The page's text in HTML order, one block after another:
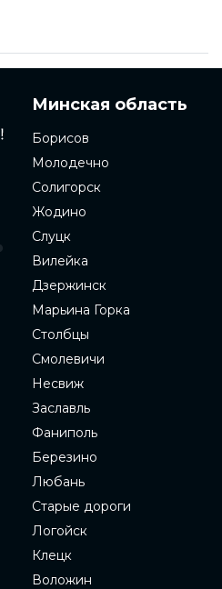
Минская область
Борисов
Молодечно
Солигорск
Жодино
Слуцк
Вилейка
Дзержинск
Марьина Горка
Столбцы
Смолевичи
Несвиж
Заславль
Фаниполь
Березино
Любань
Старые дороги
Логойск
Клецк
Воложин